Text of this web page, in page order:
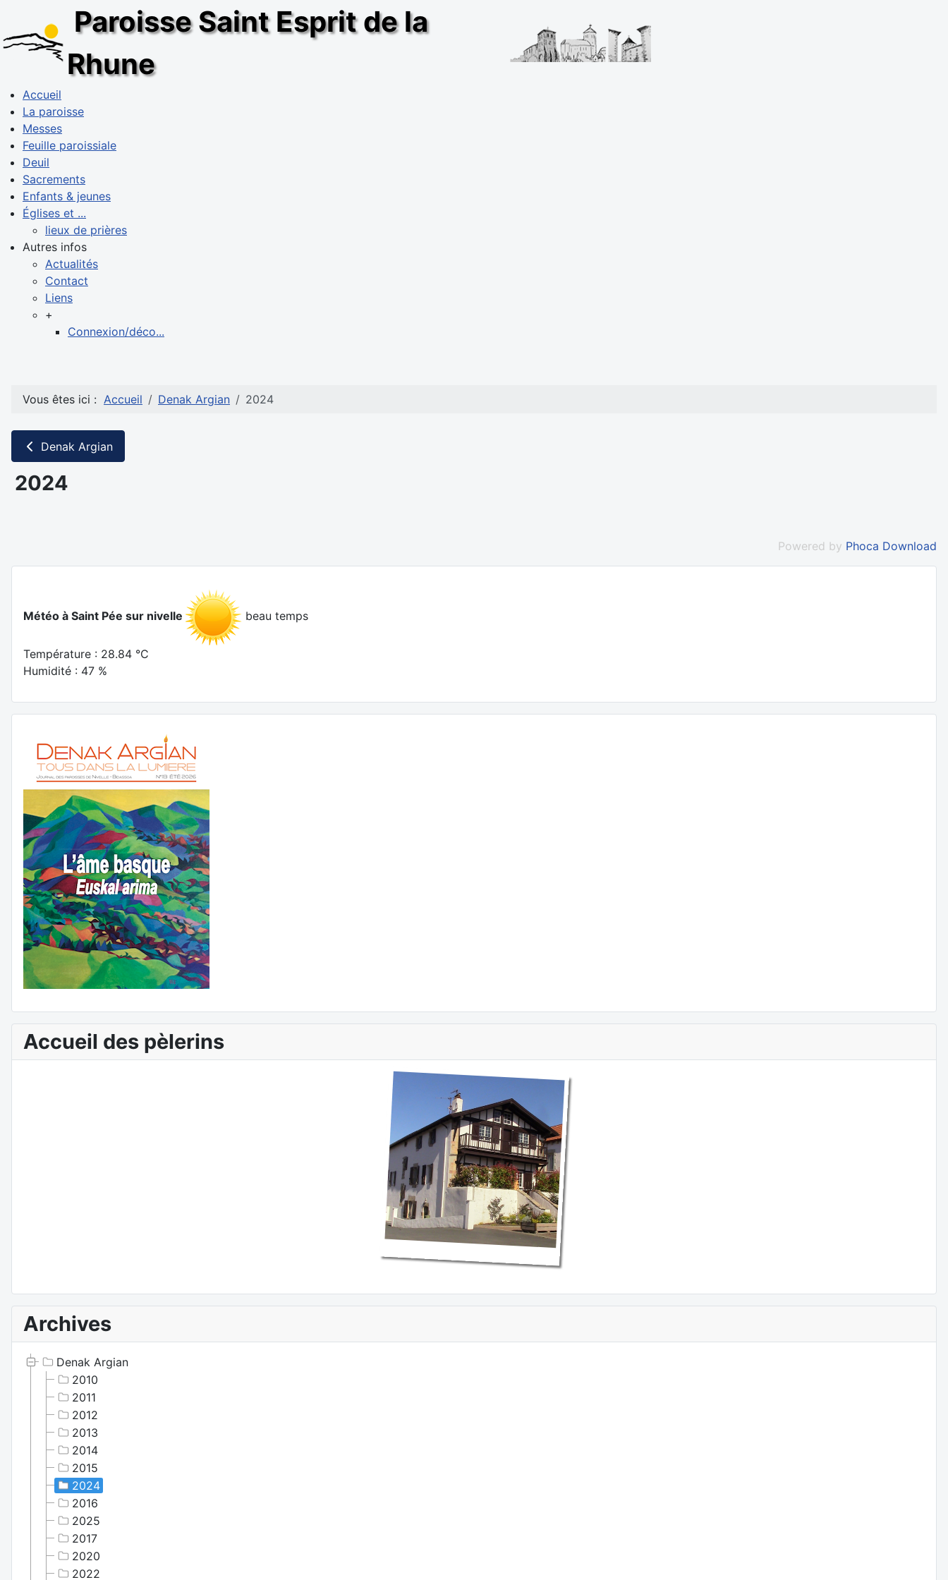
Paroisse Saint Esprit de la
Rhune
Accueil
La paroisse
Messes
Feuille paroissiale
Deuil
Sacrements
Enfants & jeunes
Églises et ...
lieux de prières
Autres infos
Actualités
Contact
Liens
+
Connexion/déco...
Vous êtes ici : Accueil Denak Argian 2024
Denak Argian
2024
Powered by Phoca Download
Météo à Saint Pée sur nivelle beau temps
Température : 28.84 °C
Humidité : 47 %
Accueil des pèlerins
Archives
Denak Argian
2010
2011
2012
2013
2014
2015
2024
2016
2025
2017
2020
2022